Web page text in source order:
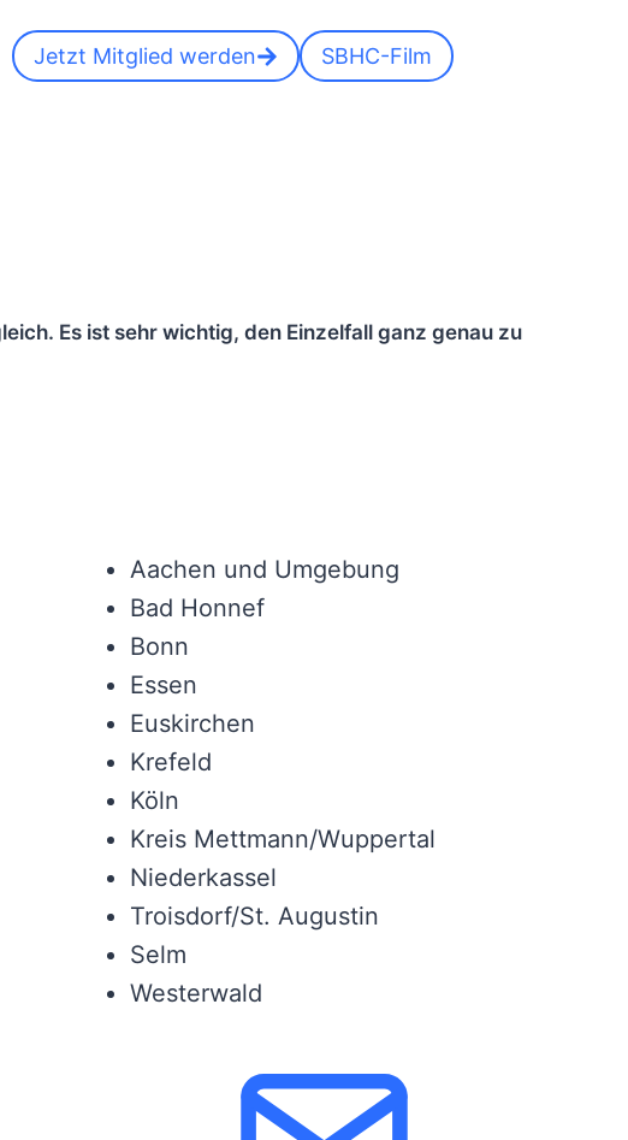
Jetzt Mitglied werden SBHC-Film
Es ist sehr wichtig, den Einzelfall ganz genau zu
Aachen und Umgebung
Bad Honnef
Bonn
Essen
Euskirchen
Krefeld
Köln
Kreis Mettmann/Wuppertal
Niederkassel
Troisdorf/St. Augustin
Selm
Westerwald